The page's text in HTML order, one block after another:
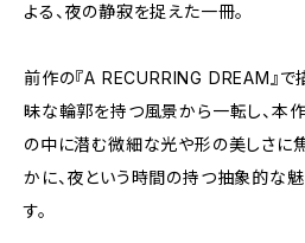
よる、夜の静寂を捉えた一冊。
前作の『A RECURRING DREAM』で
昧な輪郭を持つ風景から一転し、本
の中に潜む微細な光や形の美しさに焦
かに、夜という時間の持つ抽象的な
す。